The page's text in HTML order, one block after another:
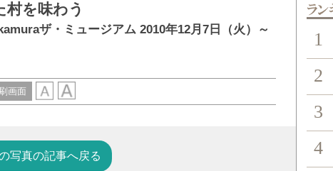
村を味わう
ザ・ミュージアム 2010年12月7日（火）～
画面
写真の記事へ戻る
1
2
3
4